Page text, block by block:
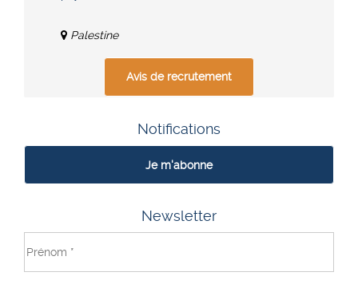
Palestine
Avis de recrutement
Notifications
Je m'abonne
Newsletter